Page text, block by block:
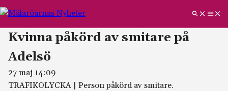
Kvinna påkörd av smitare på
Adelsö
27 maj 14:09
TRAFIKOLYCKA
Person påkörd av smitare.